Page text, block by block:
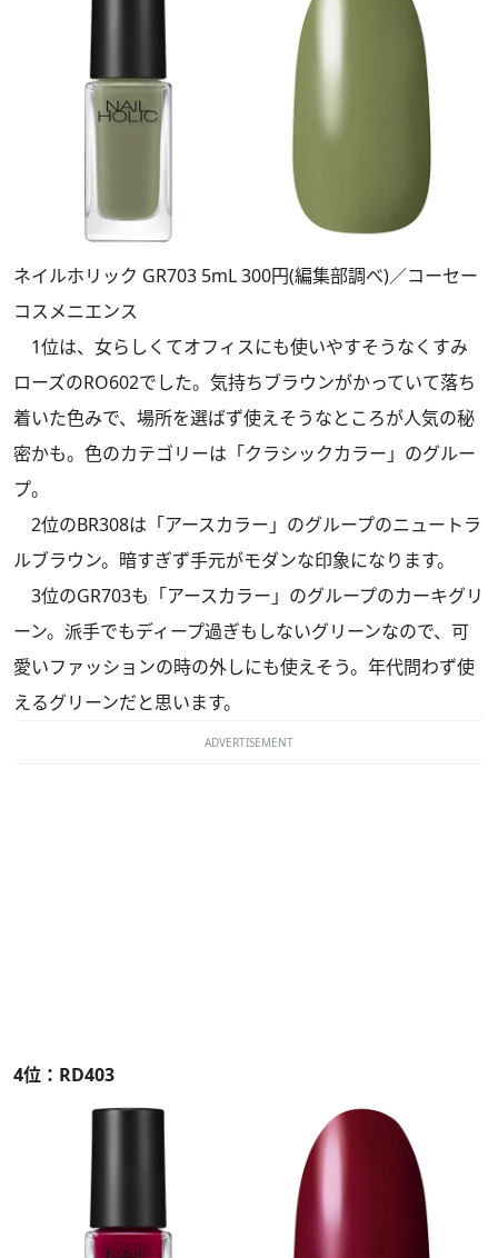
ネイルホリック GR703 5mL 300円(編集部調べ)／コーセー
コスメニエンス
1位は、女らしくてオフィスにも使いやすそうなくすみ
ローズのRO602でした。気持ちブラウンがかっていて落ち
着いた色みで、場所を選ばず使えそうなところが人気の秘
密かも。色のカテゴリーは「クラシックカラー」のグルー
プ。
2位のBR308は「アースカラー」のグループのニュートラ
ルブラウン。暗すぎず手元がモダンな印象になります。
3位のGR703も「アースカラー」のグループのカーキグリ
ーン。派手でもディープ過ぎもしないグリーンなので、可
愛いファッションの時の外しにも使えそう。年代問わず使
えるグリーンだと思います。
ADVERTISEMENT
4位：RD403